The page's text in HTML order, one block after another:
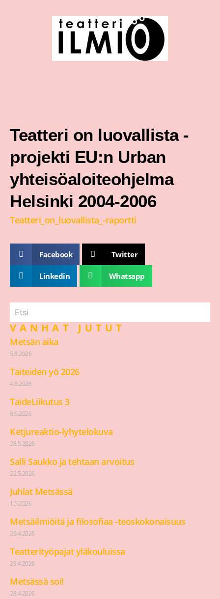
Teatteri on luovallista -
projekti EU:n Urban
yhteisöaloiteohjelma
Helsinki 2004-2006
Teatteri_on_luovallista_-raportti
Facebook Twitter
Linkedin Whatsapp
VANHAT JUTUT
Metsän aika
5.8.2026
Taiteiden yö 2026
4.8.2026
TaideLiikutus 3
8.6.2026
Ketjureaktio-lyhytelokuva
28.5.2026
Salli Saukko ja tehtaan arvoitus
22.5.2026
Juhlat Metsässä
1.5.2026
Metsäilmiöitä ja filosofiaa -teoskokonaisuus
29.4.2026
Teatterityöpajat yläkouluissa
29.4.2026
Metsässä soi!
28.4.2026